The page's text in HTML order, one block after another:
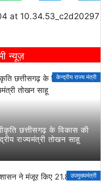
न्यूज़
केन्द्रीय राज्य मंत्री
छत्तीसगढ़ के विकास की
राज्यमंत्री तोखन साहू
उपमुख्यमंत्री